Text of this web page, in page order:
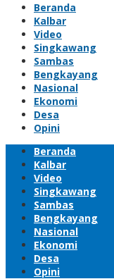
Beranda
Kalbar
Video
Singkawang
Sambas
Bengkayang
Nasional
Ekonomi
Desa
Opini
Beranda
Kalbar
Video
Singkawang
Sambas
Bengkayang
Nasional
Ekonomi
Desa
Opini